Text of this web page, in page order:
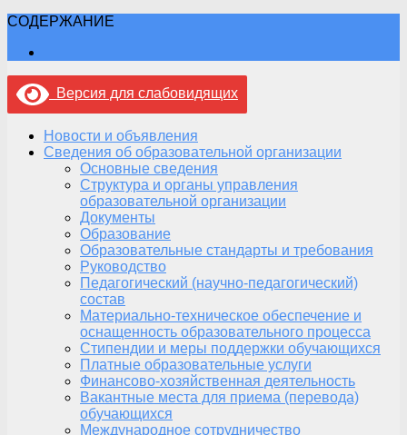
СОДЕРЖАНИЕ
Версия для слабовидящих
Новости и объявления
Сведения об образовательной организации
Основные сведения
Структура и органы управления
образовательной организации
Документы
Образование
Образовательные стандарты и требования
Руководство
Педагогический (научно-педагогический)
состав
Материально-техническое обеспечение и
оснащенность образовательного процесса
Стипендии и меры поддержки обучающихся
Платные образовательные услуги
Финансово-хозяйственная деятельность
Вакантные места для приема (перевода)
обучающихся
Международное сотрудничество